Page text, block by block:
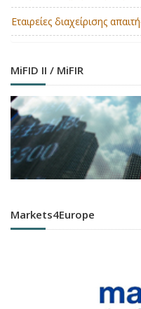
Εταιρείες διαχείρισης
MiFID II / MiFIR
Markets4Europe